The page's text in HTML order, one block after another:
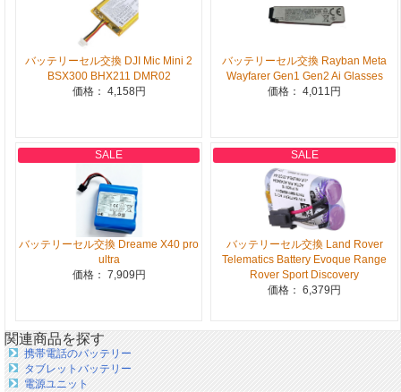
バッテリーセル交換 DJI Mic Mini 2
BSX300 BHX211 DMR02
価格： 4,158円
バッテリーセル交換 Rayban Meta
Wayfarer Gen1 Gen2 Ai Glasses
価格： 4,011円
SALE
バッテリーセル交換 Dreame X40 pro
ultra
価格： 7,909円
SALE
バッテリーセル交換 Land Rover
Telematics Battery Evoque Range
Rover Sport Discovery
価格： 6,379円
関連商品を探す
携帯電話のバッテリー
タブレットバッテリー
電源ユニット